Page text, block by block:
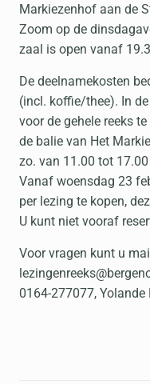
Markiezenhof aan de
Zoom op de
zaal is open vanaf
De deelnamekosten
(incl. koffie/thee). In
voor de gehele reeks
de balie van Het
zo. van 11.00 tot
Vanaf woensdag 23
per lezing te kopen,
U kunt niet vooraf
Voor vragen kunt u
0164-277077,